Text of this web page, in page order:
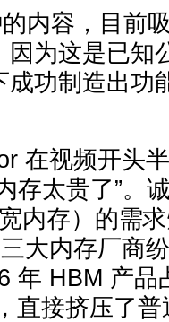
容，目前
为这是已知
功制造出功
视频开头半
存太贵了”。
内存）的需
大内存厂商
年 HBM 产品
直接挤压了